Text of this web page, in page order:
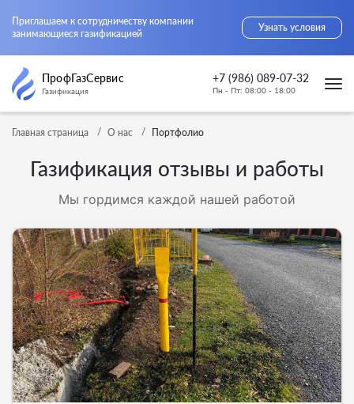
Приглашаем к сотрудничеству компании
занимающиеся газификацией
Узнать условия
ПрофГазСервис
Газификация
+7 (986) 089-07-32
Пн - Пт: 08:00 - 18:00
Главная страница О нас Портфолио
Газификация отзывы и работы
Мы гордимся каждой нашей работой